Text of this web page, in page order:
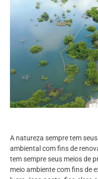
A natureza sempre tem
ambiental com fins de
tem sempre seus meios de
meio ambiente com fins de